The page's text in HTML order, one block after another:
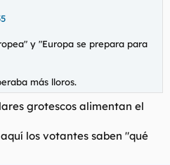
y "Europa se prepara para
más lloros.
grotescos alimentan el
los votantes saben "qué